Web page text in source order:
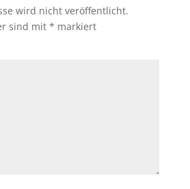
wird nicht veröffentlicht.
sind mit * markiert